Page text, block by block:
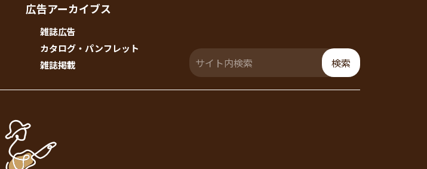
広告アーカイブス
雑誌広告
カタログ・パンフレット
雑誌掲載